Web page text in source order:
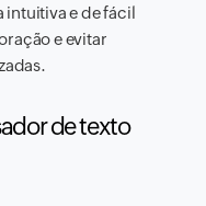
intuitiva e de fácil
e evitar
de texto